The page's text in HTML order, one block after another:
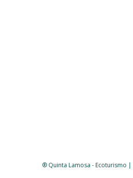
® Quinta Lamosa - Ecoturismo |